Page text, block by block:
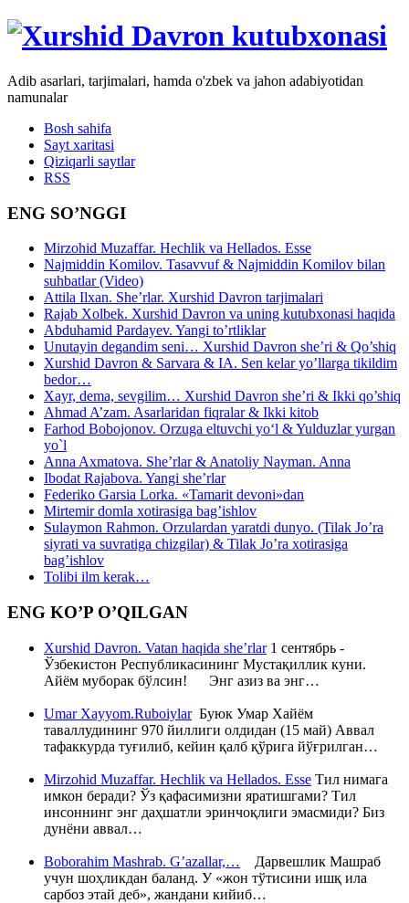
Adib asarlari, tarjimalari, hamda o'zbek va jahon adabiyotidan
namunalar
Bosh sahifa
Sayt xaritasi
Qiziqarli saytlar
RSS
ENG SO’NGGI
Mirzohid Muzaffar. Hechlik va Hellados. Esse
Najmiddin Komilov. Tasavvuf & Najmiddin Komilov bilan
suhbatlar (Video)
Attila Ilxan. She’rlar. Xurshid Davron tarjimalari
Rajab Xolbek. Xurshid Davron va uning kutubxonasi haqida
Abduhamid Pardayev. Yangi to’rtliklar
Unutayin degandim seni… Xurshid Davron she’ri & Qo’shiq
Xurshid Davron & Sarvara & IA. Sen kelar yo’llarga tikildim
bedor…
Xayr, dema, sevgilim… Xurshid Davron she’ri & Ikki qo’shiq
Ahmad A’zam. Asarlaridan fiqralar & Ikki kitob
Farhod Bobojonov. Orzuga eltuvchi yo‘l & Yulduzlar yurgan
yo`l
Anna Axmatova. She’rlar & Anatoliy Nayman. Anna
Ibodat Rajabova. Yangi she’rlar
Federiko Garsia Lorka. «Tamarit devoni»dan
Mirtemir domla xotirasiga bag’ishlov
Sulaymon Rahmon. Orzulardan yaratdi dunyo. (Tilak Jo’ra
siyrati va suvratiga chizgilar) & Tilak Jo’ra xotirasiga
bag’ishlov
Tolibi ilm kerak…
ENG KO’P O’QILGAN
Xurshid Davron. Vatan haqida she’rlar1 сентябрь -
Ўзбекистон Республикасининг Мустақиллик куни.
Айём муборак бўлсин! Энг азиз ва энг…
Umar Xayyom.RuboiylarБуюк Умар Хайём
таваллудининг 970 йиллиги олдидан (15 май) Аввал
тафаккурда туғилиб, кейин қалб қўрига йўғрилган…
Mirzohid Muzaffar. Hechlik va Hellados. Esse Тил нимага
имкон беради? Ўз қафасимизни яратишгами? Тил
инсоннинг энг даҳшатли эринчоқлиги эмасмиди? Биз
дунёни аввал…
Boborahim Mashrab. G’azallar,… Дарвешлик Машраб
учун шоҳликдан баланд. У «жон тўтисини ишқ ила
сарбоз этай деб», жандани кийиб…